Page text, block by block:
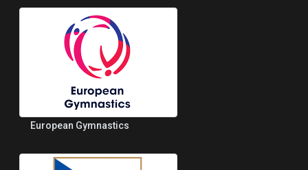
European Gymnastics